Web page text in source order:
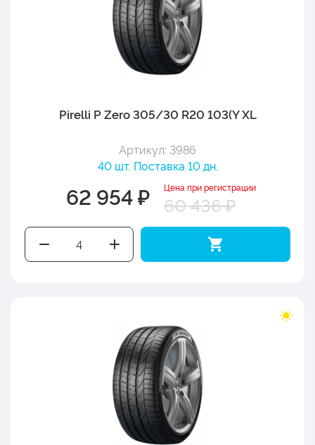
Pirelli P Zero 305/30 R20 103(Y XL
Артикул: 3986
40 шт. Поставка 10 дн.
62 954 ₽ Цена при регистрации
60 436 ₽